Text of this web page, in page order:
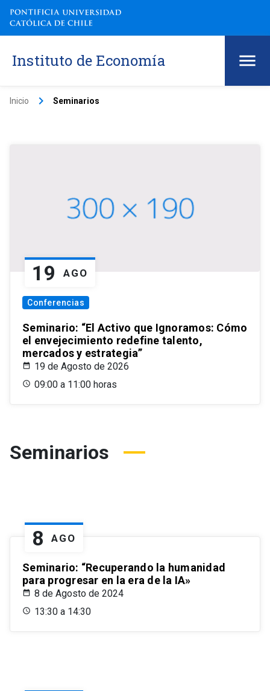
Instituto de Economía
Inicio keyboard_arrow_right Seminarios
19 AGO
Conferencias
Seminario: “El Activo que Ignoramos: Cómo
el envejecimiento redefine talento,
mercados y estrategia”
19 de Agosto de 2026
09:00 a 11:00 horas
Seminarios
8 AGO
Seminario: “Recuperando la humanidad
para progresar en la era de la IA»
8 de Agosto de 2024
13:30 a 14:30